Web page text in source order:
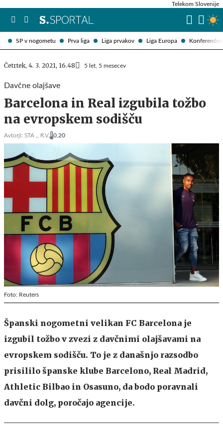
SP v nogometu Prva liga Liga prvakov Liga Europa
Telekom Slovenije
Četrtek, 4. 3. 2021, 16.48 5 let, 5 mesecev
Davčne olajšave
Barcelona in Real izgubila tožbo
na evropskem sodišču
Avtorji: STA ,, R.V. 0,20
Foto: Reuters
Španski nogometni velikan FC Barcelona je
izgubil tožbo v zvezi z davčnimi olajšavami na
evropskem sodišču. To je z današnjo razsodbo
prisililo španske klube Barcelono, Real Madrid,
Athletic Bilbao in Osasuno, da bodo poravnali
davčni dolg, poročajo agencije.